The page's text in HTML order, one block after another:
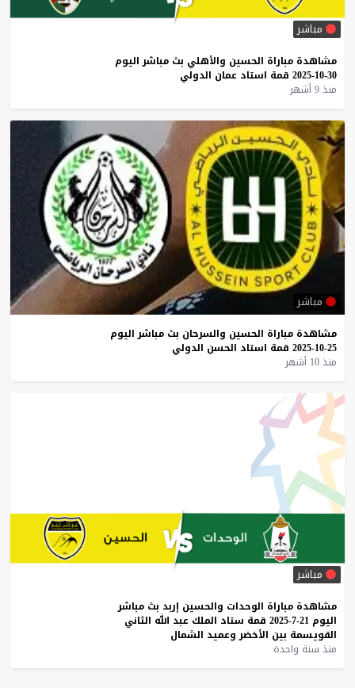
مباشر
مشاهدة مباراة الحسين والأهلي بث مباشر اليوم
30-10-2025
قمة استاد عمان الدولي
منذ 9 أشهر
مباشر
مشاهدة مباراة الحسين والسرحان بث مباشر اليوم
25-10-2025
قمة استاد الحسن الدولي
منذ 10 أشهر
مباشر
مشاهدة مباراة الوحدات والحسين إربد بث مباشر
اليوم 21-7-2025 قمة ستاد الملك عبد الله الثاني
القويسمة بين الأخضر وعميد الشمال
منذ سنة واحدة